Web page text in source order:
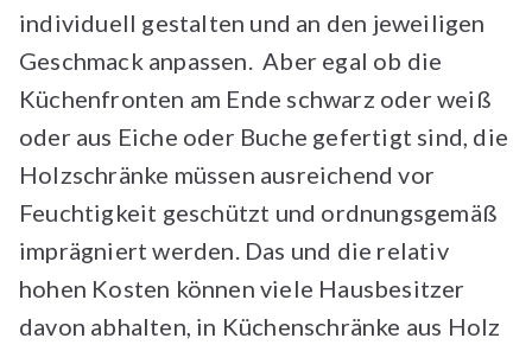
individuell gestalten und an den jeweiligen
Geschmack anpassen. Aber egal ob die
Küchenfronten am Ende schwarz oder weiß
oder aus Eiche oder Buche gefertigt sind, die
Holzschränke müssen ausreichend vor
Feuchtigkeit geschützt und ordnungsgemäß
imprägniert werden. Das und die relativ
hohen Kosten können viele Hausbesitzer
davon abhalten, in Küchenschränke aus Holz